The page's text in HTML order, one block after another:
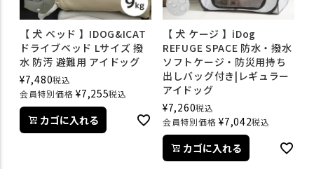
【 犬 ベッド 】IDOG&ICAT
ドライブベッド Lサイズ 撥
水 防汚 避難用 アイドッグ
¥7,480税込
会員特別価格 ¥7,255税込
カゴに入れる
【 犬 ケージ 】iDog
REFUGE SPACE 防水・撥水
ソフトケージ・防災用持ち
出しバッグ付き|レギュラー
アイドッグ
¥7,260税込
会員特別価格 ¥7,042税込
カゴに入れる